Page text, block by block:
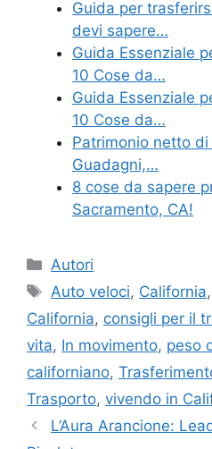
Guida per
devi sapere…
Guida Essenziale
10 Cose da…
Guida Essenziale
10 Cose da…
Patrimonio netto di
Guadagni,…
8 cose da sapere
Sacramento, CA!
Categories
Autori
Tags
Auto veloci, California,
California, consigli per il
vita, In movimento, peso
californiano,
Trasporto, vivendo in
L’Aura Arancione: